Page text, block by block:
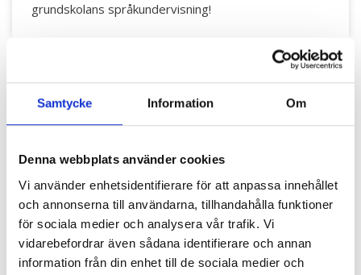
Samtycke Information Om
Denna webbplats använder cookies
Vi använder enhetsidentifierare för att anpassa innehållet
och annonserna till användarna, tillhandahålla funktioner
för sociala medier och analysera vår trafik. Vi
vidarebefordrar även sådana identifierare och annan
information från din enhet till de sociala medier och
grundskolans språkundervisning!